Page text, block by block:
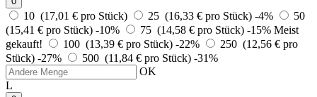
10 (17,01 € pro Stück) 25 (16,33 € pro Stück) -4%
50
(15,41 € pro Stück) -10% 75 (14,58 € pro Stück) -15% Meist
gekauft!
100 (13,39 € pro Stück) -22%
250 (12,56 € pro
Stück) -27% 500 (11,84 € pro Stück) -31%
OK
L